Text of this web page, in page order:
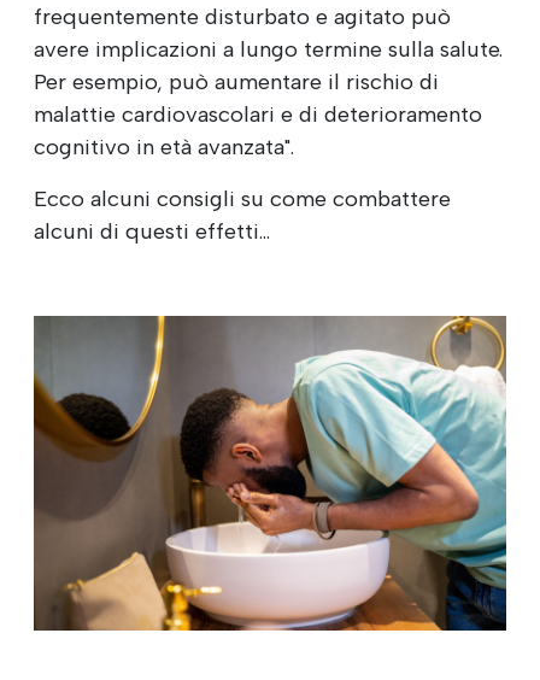
frequentemente disturbato e agitato può
avere implicazioni a lungo termine sulla salute.
Per esempio, può aumentare il rischio di
malattie cardiovascolari e di deterioramento
cognitivo in età avanzata".
Ecco alcuni consigli su come combattere
alcuni di questi effetti...